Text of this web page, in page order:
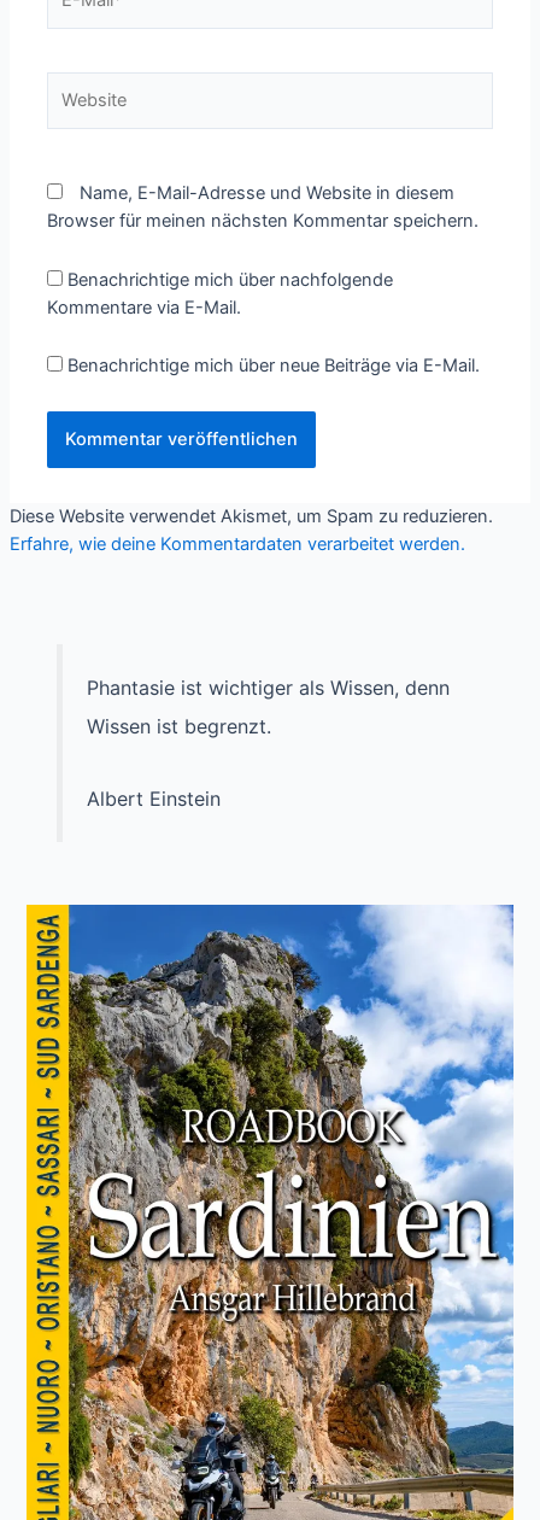
Mail*
Name, E-Mail-Adresse und Website in diesem
Browser für meinen nächsten Kommentar speichern.
Benachrichtige mich über nachfolgende
Kommentare via E-Mail.
Benachrichtige mich über neue Beiträge via E-Mail.
Diese Website verwendet Akismet, um Spam zu reduzieren.
Erfahre, wie deine Kommentardaten verarbeitet werden.
Phantasie ist wichtiger als Wissen, denn
Wissen ist begrenzt.
Albert Einstein